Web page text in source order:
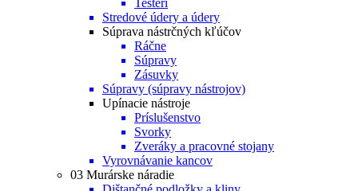
Testeri
Stredové údery a údery
Súprava nástrčných kľúčov
Ráčne
Súpravy
Zásuvky
Súpravy (súpravy nástrojov)
Upínacie nástroje
Príslušenstvo
Svorky
Zveráky a pracovné stojany
Vyrovnávanie kancov
03 Murárske náradie